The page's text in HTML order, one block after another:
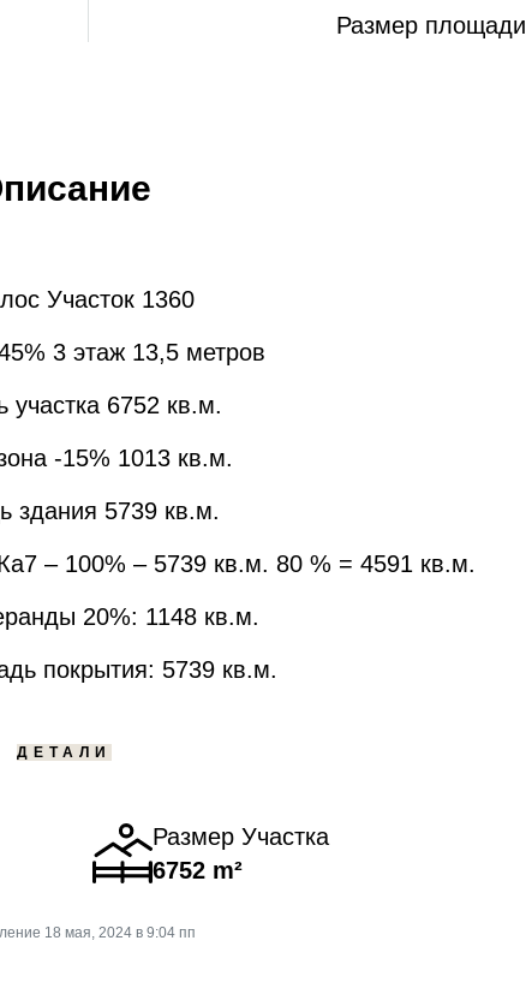
Размер площади
Участок 1360
3 этаж 13,5 метров
6752 кв.м.
-15% 1013 кв.м.
здания 5739 кв.м.
– 100% – 5739 кв.м. 80 % = 4591 кв.м.
20%: 1148 кв.м.
покрытия: 5739 кв.м.
ДЕТАЛИ
Размер Участка
6752 m²
18 мая, 2024 в 9:04 пп